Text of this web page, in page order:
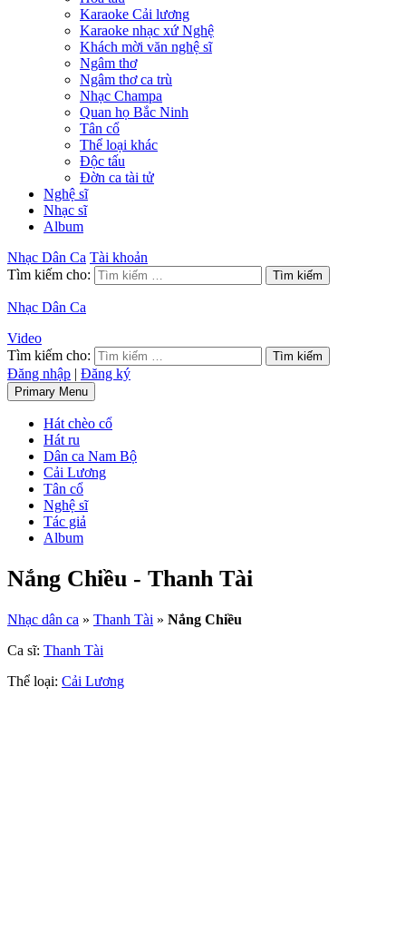
Karaoke Cải lương
Karaoke nhạc xứ Nghệ
Khách mời văn nghệ sĩ
Ngâm thơ
Ngâm thơ ca trù
Nhạc Champa
Quan họ Bắc Ninh
Tân cổ
Thể loại khác
Độc tấu
Đờn ca tài tử
Nghệ sĩ
Nhạc sĩ
Album
Nhạc Dân Ca Tài khoản
Tìm kiếm cho:
Nhạc Dân Ca
Video
Tìm kiếm cho:
Đăng nhập | Đăng ký
Primary Menu
Hát chèo cổ
Hát ru
Dân ca Nam Bộ
Cải Lương
Tân cổ
Nghệ sĩ
Tác giả
Album
Nắng Chiều - Thanh Tài
Nhạc dân ca » Thanh Tài » Nắng Chiều
Ca sĩ: Thanh Tài
Thể loại: Cải Lương